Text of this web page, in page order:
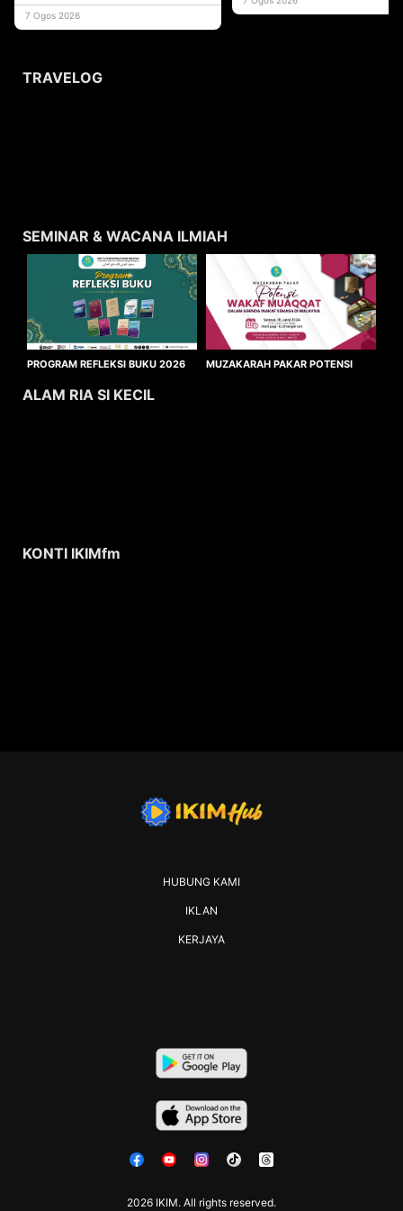
usaha
7 Ogos 2026
TRAVELOG
SEMINAR & WACANA ILMIAH
PROGRAM REFLEKSI BUKU 2026
MUZAKARAH PAKAR POTENSI
ALAM RIA SI KECIL
KONTI IKIMfm
2026 IKIM. All rights reserved.
HUBUNG KAMI
IKLAN
KERJAYA